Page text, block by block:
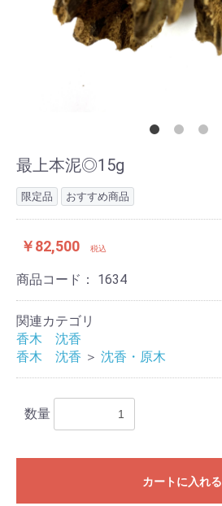
最上本泥◎15g
限定品 おすすめ商品
￥82,500 税込
商品コード： 1634
関連カテゴリ
香木 沈香
香木 沈香 ＞ 沈香・原木
数量
カートに入れる